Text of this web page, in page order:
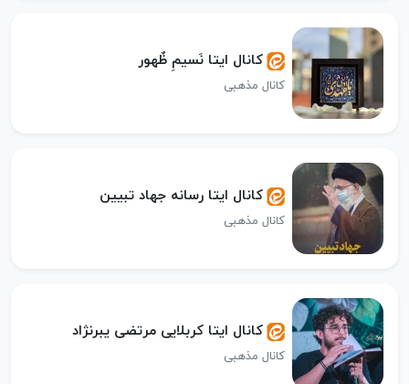
کانال ایتا نَسیمِ ظٌهور
کانال مذهبی
کانال ایتا رسانه جهاد تبیین
کانال مذهبی
کانال ایتا کربلایی مرتضی یبرنژاد
کانال مذهبی